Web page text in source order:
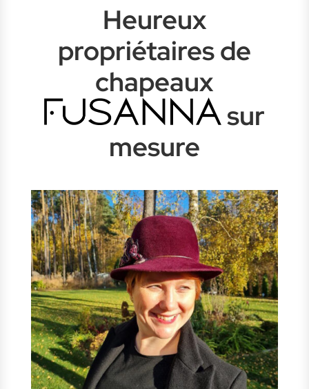
Heureux
propriétaires de
chapeaux
sur
mesure